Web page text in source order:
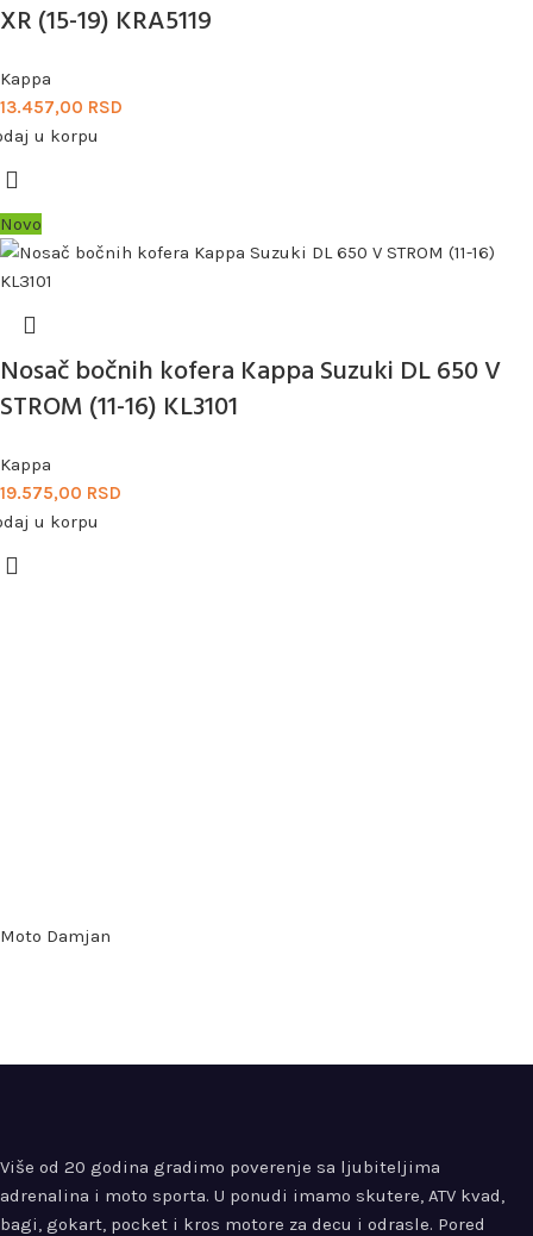
XR (15-19) KRA5119
Kappa
13.457,00 RSD
u korpu
Novo
Nosač bočnih kofera Kappa Suzuki DL 650 V
STROM (11-16) KL3101
Kappa
19.575,00 RSD
u korpu
Moto Damjan
Više od 20 godina gradimo poverenje sa ljubiteljima
adrenalina i moto sporta. U ponudi imamo skutere, ATV kvad,
bagi, gokart, pocket i kros motore za decu i odrasle. Pored